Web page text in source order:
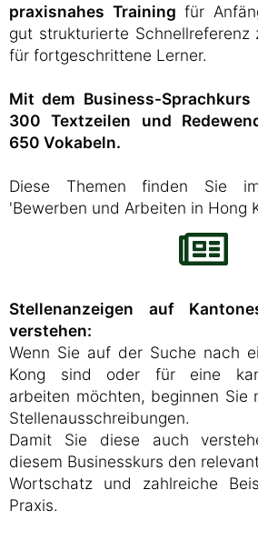
praxisnahes Training für
gut strukturierte Schnellreferenz
für fortgeschrittene Lerner.
Mit dem Business-
300 Textzeilen und
650 Vokabeln.
Diese Themen finden Sie
'Bewerben und Arbeiten in Hong
Stellenanzeigen auf
verstehen:
Wenn Sie auf der Suche nach
Kong sind oder für eine
arbeiten möchten, beginnen Sie
Stellenausschreibungen.
Damit Sie diese auch
diesem Businesskurs den
Wortschatz und zahlreiche
Praxis.